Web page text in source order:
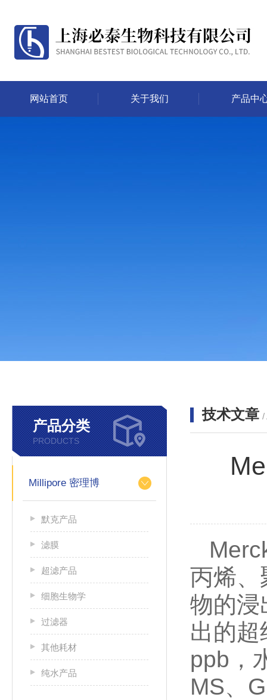
网站首页 关于我们 产品中
产品分类
PRODUCTS
Millipore 密理博
默克产品
滤膜
超滤产品
细胞生物学
过滤器
其他耗材
纯水产品
技术文章 /
丙烯、
物的浸
出的
ppb，
MS、